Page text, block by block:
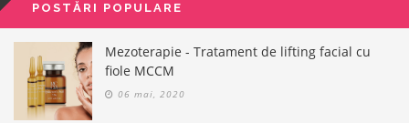
POSTĂRI POPULARE
Mezoterapie - Tratament de lifting facial cu
fiole MCCM
06 mai, 2020